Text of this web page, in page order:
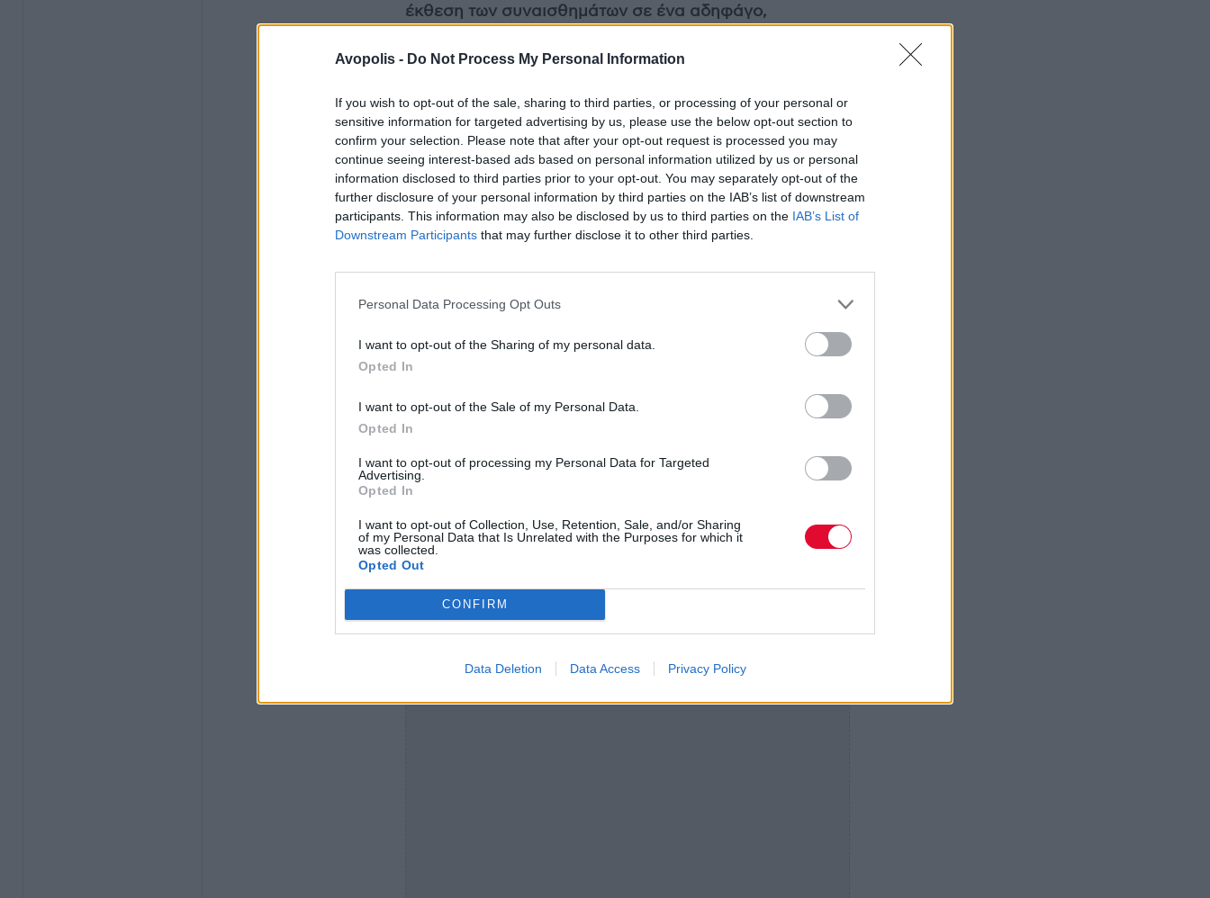
Avopolis - Do Not Process My Personal Information
If you wish to opt-out of the sale, sharing to third parties, or processing of your personal or
sensitive information for targeted advertising by us, please use the below opt-out section to
confirm your selection. Please note that after your opt-out request is processed you may
continue seeing interest-based ads based on personal information utilized by us or personal
information disclosed to third parties prior to your opt-out. You may separately opt-out of the
further disclosure of your personal information by third parties on the IAB’s list of downstream
participants. This information may also be disclosed by us to third parties on the IAB’s List of
Downstream Participants that may further disclose it to other third parties.
Personal Data Processing Opt Outs
I want to opt-out of the Sharing of my personal data.
Opted In
I want to opt-out of the Sale of my Personal Data.
Opted In
I want to opt-out of processing my Personal Data for Targeted
Advertising.
Opted In
I want to opt-out of Collection, Use, Retention, Sale, and/or Sharing
of my Personal Data that Is Unrelated with the Purposes for which it
was collected.
Opted Out
CONFIRM
Data Deletion Data Access Privacy Policy
έκθεση των συναισθημάτων σε ένα αδηφάγο,
αποδόμηση, η πολιτική απέναντι σε ανθρώπους
μαζών, χωνεύονται ελκυστικά και με άριστη χρήση του
οπλοστασίου ψυχαγωγίας από την ταινία «The Hunger
Games: Επανάσταση - Μέρος II»που μπορεί
προβάλλεται στις 13/11 σταNovacinema,αλλάμπορείς
να την απολαύσεις όποτε θες. Πως; Με την υπηρεσία
Nova On Demand, που παρέχεται χωρίς καμία επιπλέον
χρέωση σε όλους τους Nova3play συνδρομητές!
όπου απολαμβάνεις όποτε θες τόσο το Hunger Games
ντοκιμαντέρ κ.ά.